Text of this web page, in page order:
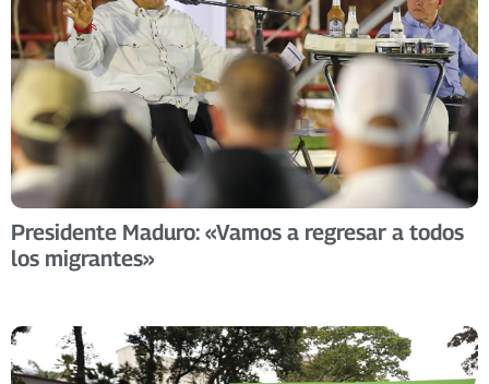
Presidente Maduro: «Vamos a regresar a todos
los migrantes»